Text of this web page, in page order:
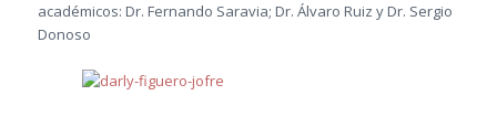
académicos: Dr. Fernando Saravia; Dr. Álvaro Ruiz y Dr. Sergio
Donoso